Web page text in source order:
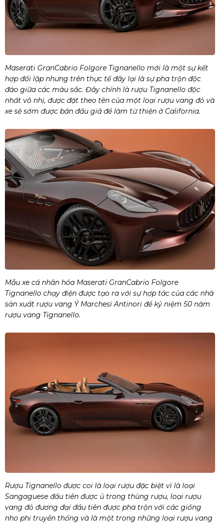
Maserati GranCabrio Folgore Tignanello mới là một sự kết
hợp đối lập nhưng trên thực tế đây lại là sự pha trộn độc
đáo giữa các màu sắc. Đây chính là rượu Tignanello độc
nhất vô nhị, được đặt theo tên của một loại rượu vang đỏ và
xe sẽ sớm được bán đấu giá để làm từ thiện ở California.
Mẫu xe cá nhân hóa Maserati GranCabrio Folgore
Tignanello chạy điện được tạo ra với sự hợp tác của các nhà
sản xuất rượu vang Ý Marchesi Antinori để kỷ niệm 50 năm
rượu vang Tignanello.
Rượu Tignanello được coi là loại rượu đặc biệt vì là loại
Sangaguese đầu tiên được ủ trong thùng rượu, loại rượu
vang đỏ đương đại đầu tiên được pha trộn với các giống
nho phi truyền thống và là một trong những loại rượu vang